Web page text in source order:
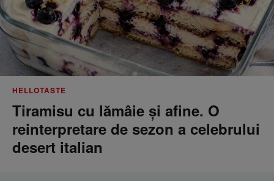
HELLOTASTE
Tiramisu cu lămâie și afine. O
reinterpretare de sezon a celebrului
desert italian